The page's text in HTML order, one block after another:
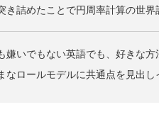
き詰めたことで円周率計算の世界
嫌いでもない英語でも、好きな方
なロールモデルに共通点を見出